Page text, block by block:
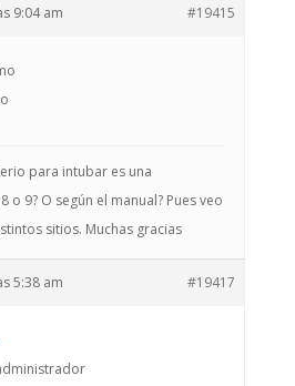
9:04 am #19415
para intubar es una
o 9? O según el manual? Pues veo
sitios. Muchas gracias
5:38 am #19417